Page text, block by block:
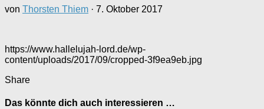
von Thorsten Thiem · 7. Oktober 2017
https://www.hallelujah-lord.de/wp-
content/uploads/2017/09/cropped-3f9ea9eb.jpg
Share
Das könnte dich auch interessieren …